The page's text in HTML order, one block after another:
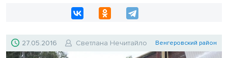
27.05.2016 Светлана Нечитайло Венгеровский район